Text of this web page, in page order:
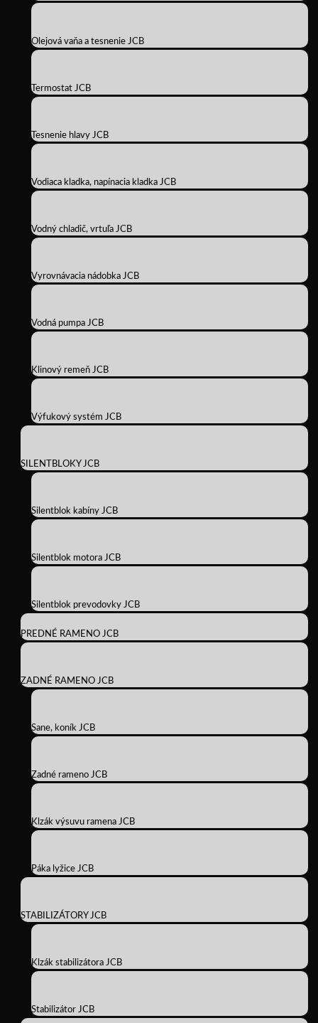
Olejová vaňa a tesnenie JCB
Termostat JCB
Tesnenie hlavy JCB
Vodiaca kladka, napínacia kladka JCB
Vodný chladič, vrtuľa JCB
Vyrovnávacia nádobka JCB
Vodná pumpa JCB
Klinový remeň JCB
Výfukový systém JCB
SILENTBLOKY JCB
Silentblok kabíny JCB
Silentblok motora JCB
Silentblok prevodovky JCB
PREDNÉ RAMENO JCB
ZADNÉ RAMENO JCB
Sane, koník JCB
Zadné rameno JCB
Klzák výsuvu ramena JCB
Páka lyžice JCB
STABILIZÁTORY JCB
Klzák stabilizátora JCB
Stabilizátor JCB